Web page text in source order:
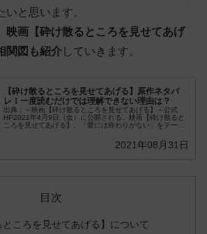
いと思います。
映画【砕け散るところを見せてあげ
関図も紹介 していきます。
【砕け散るところを見せてあげる】原作ネタバ
レ！一度読むだけでは理解できない理由は？
出典：～映画【砕け散るところを見せてあげる】～公式
HP2021年4月9日（金）に公開される、映画【砕け散ると
ころを見せてあげる】。「愛には終わりがない」をテーマ
2021年08月31日
目次
ころを見せてあげる】について